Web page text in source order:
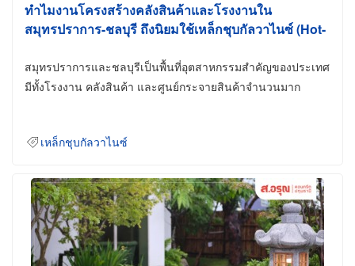
ทำไมงานโครงสร้างคลังสินค้าและโรงงานใน
สมุทรปราการ-ชลบุรี ถึงนิยมใช้เหล็กชุบกัลวาไนซ์ (Hot-
สมุทรปราการและชลบุรีเป็นพื้นที่อุตสาหกรรมสำคัญของประเทศ
มีทั้งโรงงาน คลังสินค้า และศูนย์กระจายสินค้าจำนวนมาก
เหล็กชุบกัลวาไนซ์